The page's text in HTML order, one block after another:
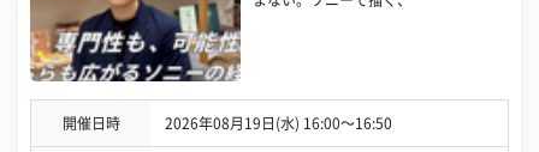
開催日時 2026年08月19日(水) 16:00〜16:50